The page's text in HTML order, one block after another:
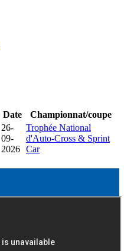
Date
Championnat/coupe
26-
09-
2026
Trophée National
d'Auto-Cross & Sprint
Car